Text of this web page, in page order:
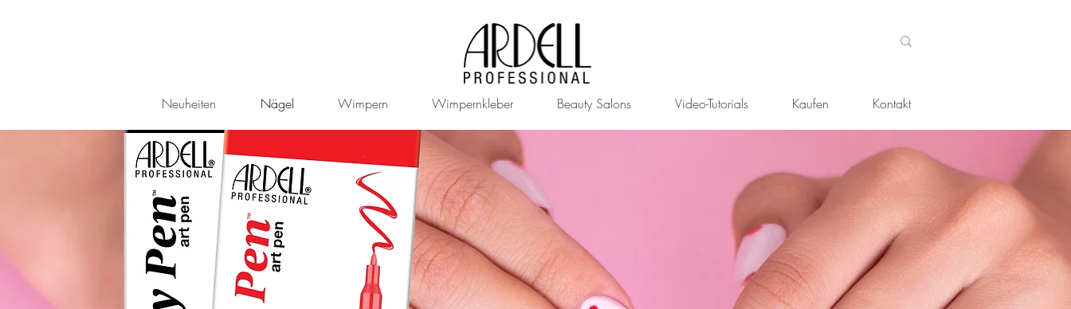
Neuheiten Nägel Wimpern Wimpernkleber Beauty Salons Video-Tutorials Kaufen Kontakt